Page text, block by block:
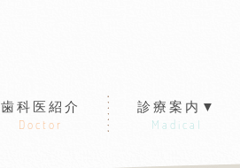
歯科医紹介
Doctor
診療案内▼
Madical